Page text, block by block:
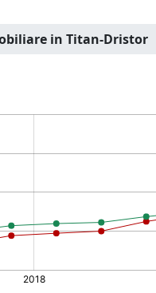
in Titan-Dristor